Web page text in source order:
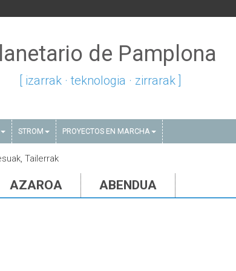
de Pamplona
[ izarrak · teknologia · zirrarak ]
STROM PROYECTOS EN MARCHA
Tailerrak
AZAROA ABENDUA